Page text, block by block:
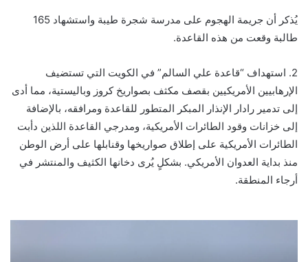
يُذكر أن جريمة الهجوم على مدرسة شجرة طيبة واستشهاد 165
طالبة وقعت من هذه القاعدة.
2. استهداف “قاعدة علي السالم” في الكويت التي تستضيف
الإرهابيين الأمريكيين بقصف مكثف بصواريخ كروز وباليستية، مما أدى
إلى تدمير رادار الإنذار المبكر المتطور للقاعدة ومرافقه، بالإضافة
إلى خزانات وقود الطائرات الأمريكية، ومدرجي القاعدة اللذين دأبت
الطائرات الأمريكية على إطلاق صواريخها وقنابلها على أرض الوطن
منذ بداية العدوان الأمريكي. بشكلٍ يُرى دخانها الكثيف والمنتشر في
أرجاء المنطقة.